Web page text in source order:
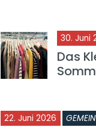
30. Juni
Das
22. Juni 2026